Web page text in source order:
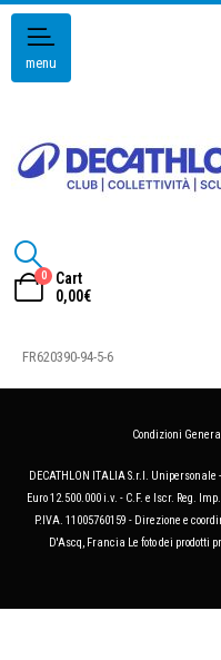
menu
0
Cart
0,00€
FR620390-94-5-6
Condizioni
DECATHLON ITALIA S.r.l.
Euro 12.500.000 i.v. - C.F. e Iscr. Reg.
P.IVA. 11005760159 - Direzione e
D'Ascq, Francia Le foto dei